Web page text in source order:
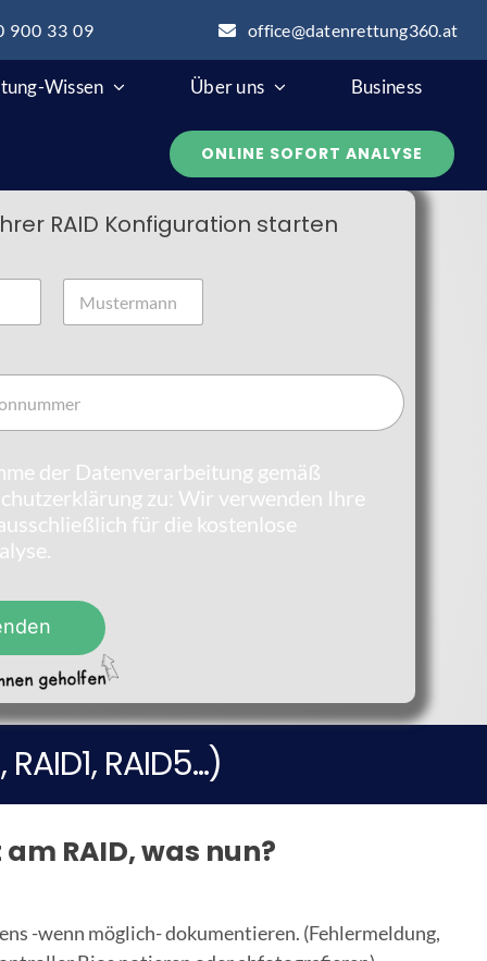
900 33 09 office@datenrettung360.at
Wissen Über uns Business
ONLINE SOFORT ANALYSE
RAID Konfiguration starten
der Datenverarbeitung gemäß
zu: Wir verwenden Ihre
für die kostenlose
RAID5…)
RAID, was nun?
-wenn möglich- dokumentieren. (Fehlermeldung,